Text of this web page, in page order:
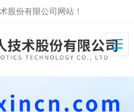
股份有限公司网站！